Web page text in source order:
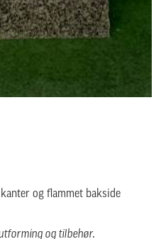
og flammet bakside
og tilbehør.